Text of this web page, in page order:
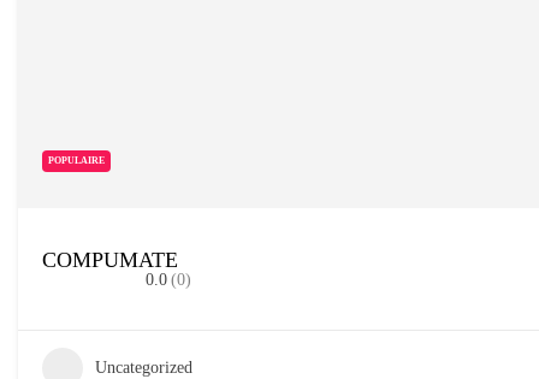
POPULAIRE
COMPUMATE
0.0 (0)
Uncategorized